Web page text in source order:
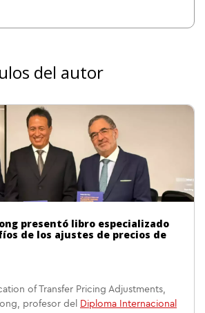
del autor
presentó libro especializado
de los ajustes de precios de
of Transfer Pricing Adjustments,
profesor del
Diploma Internacional